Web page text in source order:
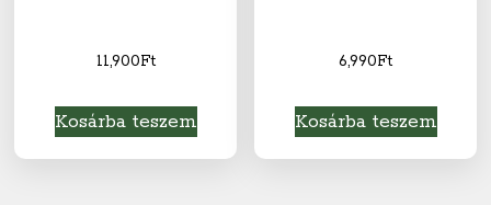
11,900Ft
Kosárba teszem
6,990Ft
Kosárba teszem